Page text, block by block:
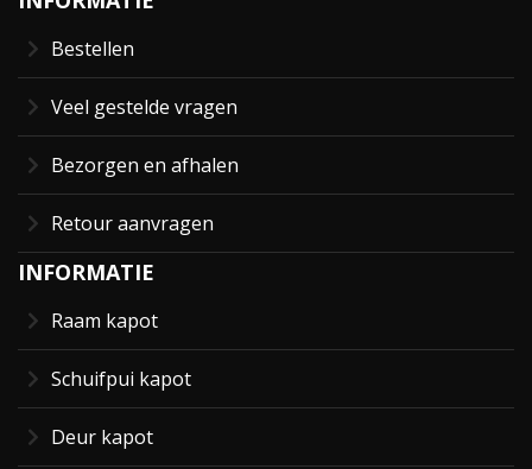
Bestellen
Veel gestelde vragen
Bezorgen en afhalen
Retour aanvragen
INFORMATIE
Raam kapot
Schuifpui kapot
Deur kapot